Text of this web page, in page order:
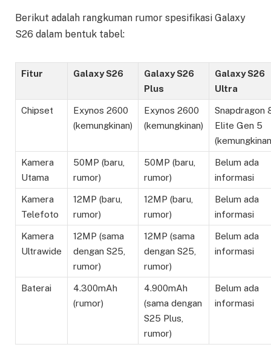
Berikut adalah rangkuman rumor spesifikasi Galaxy
S26 dalam bentuk tabel:
Fitur Galaxy S26
Galaxy S26
Plus
Galaxy S26
Ultra
Chipset
Exynos 2600
(kemungkinan)
Exynos 2600
(kemungkinan)
Snapdragon
Elite Gen 5
Kamera
Utama
50MP (baru,
rumor)
50MP (baru,
rumor)
Belum ada
informasi
Kamera
Telefoto
12MP (baru,
rumor)
12MP (baru,
rumor)
Belum ada
informasi
Kamera
Ultrawide
12MP (sama
dengan S25,
rumor)
12MP (sama
dengan S25,
rumor)
Belum ada
informasi
Baterai
4.300mAh
(rumor)
4.900mAh
(sama dengan
S25 Plus,
rumor)
Belum ada
informasi